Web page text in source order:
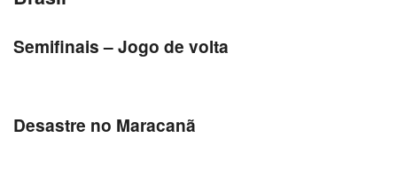
Semifinais – Jogo de volta
Desastre no Maracanã